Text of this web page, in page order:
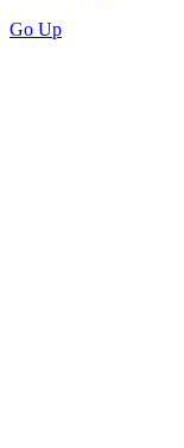
Go Up